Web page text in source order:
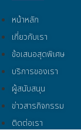
หน้าหลัก
เกี่ยวกับเรา
ข้อเสนอสุดพิเศษ
บริการของเรา
ผู้สนับสนุน
ข่าวสารกิจกรรม
ติดต่อเรา